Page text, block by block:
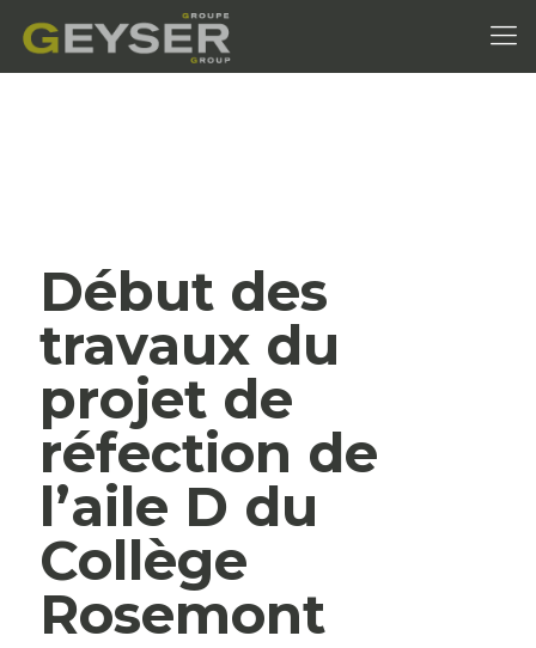
Début des
travaux du
projet de
réfection de
l’aile D du
Collège
Rosemont